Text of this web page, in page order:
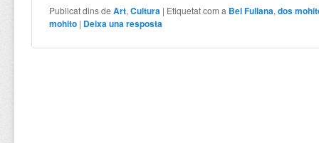
Publicat dins de Art,Cultura | Etiquetat com a Bel Fullana,dos
mohito | Deixa una resposta